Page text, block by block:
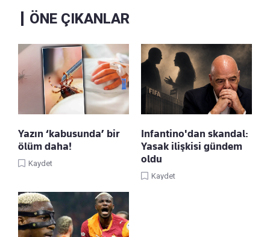
ÖNE ÇIKANLAR
Yazın ‘kabusunda’ bir
ölüm daha!
Kaydet
Infantino'dan skandal:
Yasak ilişkisi gündem
oldu
Kaydet